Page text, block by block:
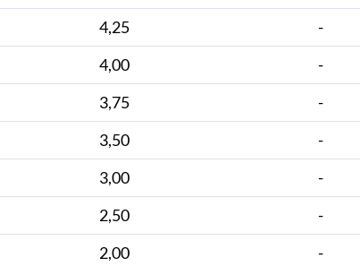
4,25 -
4,00 -
3,75 -
3,50 -
3,00 -
2,50 -
2,00 -